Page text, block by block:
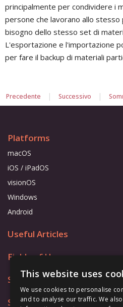
principalmente per condividere i
persone che lavorano allo
bisogno dello stesso set di
L'esportazione e l'importazione
per fare il backup di materiali
Precedente | Successivo |
Platforms
macOS
iOS / iPadOS
visionOS
Windows
Android
Useful Articles
Fields of Use
Store
Support
This website uses
We use cookies to personalise
and to analyse our traffic. We